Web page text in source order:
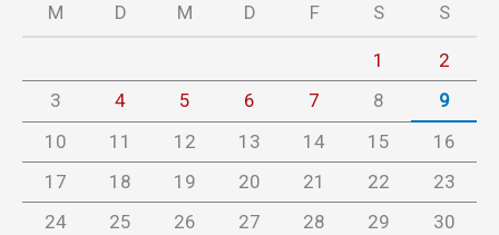
M D M D F S S
1
2
3
4 5 6 7 8
9
10
11 12 13 14 15
16
17
18 19 20 21 22
23
24
25 26 27 28 29
30